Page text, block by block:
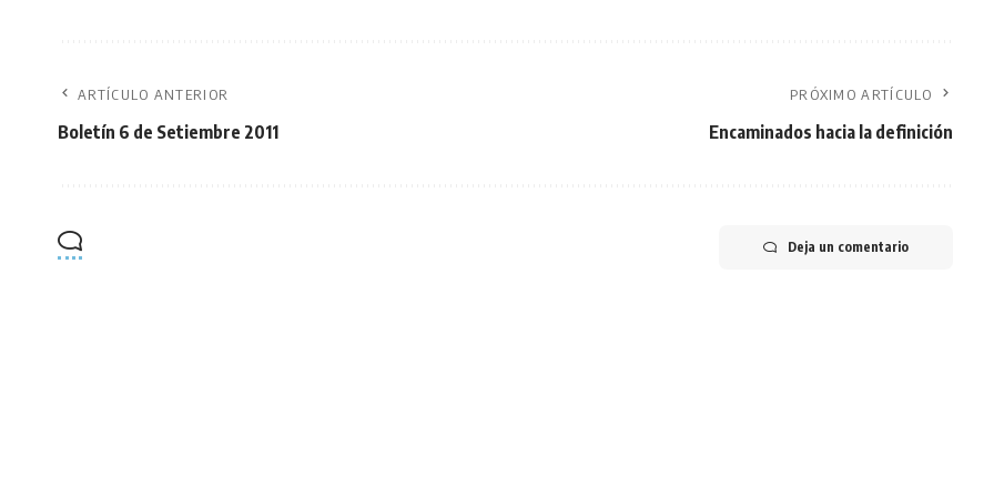
ARTÍCULO ANTERIOR
Boletín 6 de Setiembre 2011
PRÓXIMO ARTÍCULO
Encaminados hacia la definición
Deja un comentario